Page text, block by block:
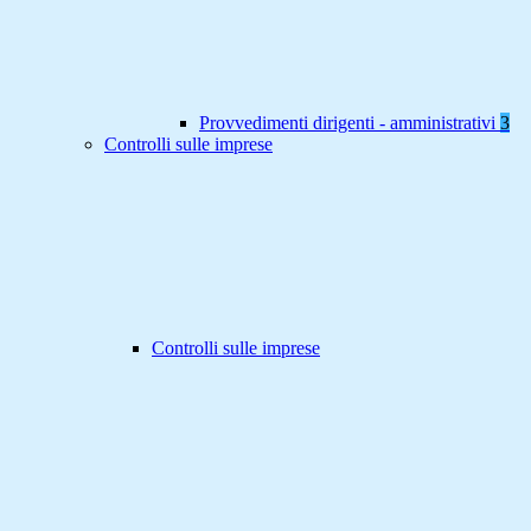
Provvedimenti dirigenti - amministrativi 3
Controlli sulle imprese
Controlli sulle imprese